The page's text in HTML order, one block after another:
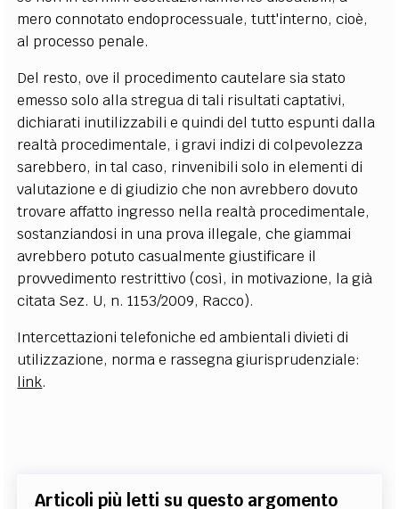
mero connotato endoprocessuale, tutt'interno, cioè,
al processo penale.
Del resto, ove il procedimento cautelare sia stato
emesso solo alla stregua di tali risultati captativi,
dichiarati inutilizzabili e quindi del tutto espunti dalla
realtà procedimentale, i gravi indizi di colpevolezza
sarebbero, in tal caso, rinvenibili solo in elementi di
valutazione e di giudizio che non avrebbero dovuto
trovare affatto ingresso nella realtà procedimentale,
sostanziandosi in una prova illegale, che giammai
avrebbero potuto casualmente giustificare il
provvedimento restrittivo (così, in motivazione, la già
citata Sez. U, n. 1153/2009, Racco).
Intercettazioni telefoniche ed ambientali divieti di
utilizzazione, norma e rassegna giurisprudenziale:
link.
Articoli più letti su questo argomento